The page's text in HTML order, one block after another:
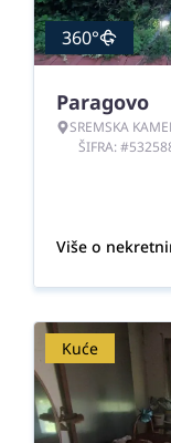
360°
Paragovo
SREMSKA
ŠIFRA:
Više o
Kuće